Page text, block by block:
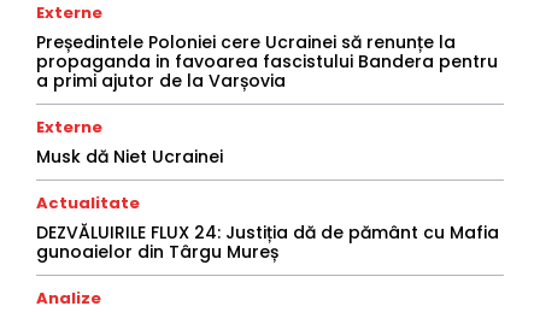
Externe
Președintele Poloniei cere Ucrainei să renunțe la
propaganda in favoarea fascistului Bandera pentru
a primi ajutor de la Varșovia
Externe
Musk dă Niet Ucrainei
Actualitate
DEZVĂLUIRILE FLUX 24: Justiția dă de pământ cu Mafia
gunoaielor din Târgu Mureș
Analize